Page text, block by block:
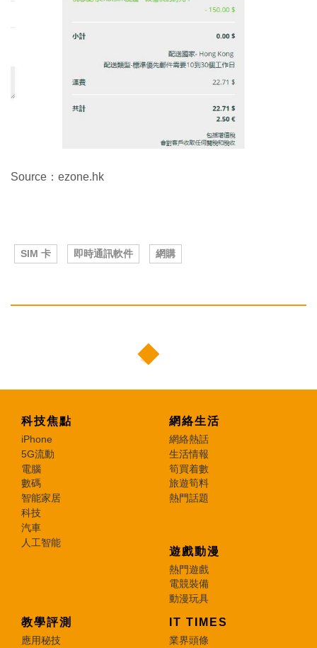
Source：ezone.hk
SIM 卡 即時通訊軟件 網購
科技焦點
iPhone
5G流動
電腦
數碼
智能家居
科技
汽車
人工智能
網絡生活
網絡熱話
生活情報
筍買着數
旅遊筍料
熱門話題
遊戲動漫
熱門遊戲
電競裝備
動漫玩具
教學評測
應用秘技
IT TIMES
業界頭條